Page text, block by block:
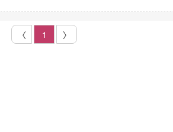
〈 1 〉